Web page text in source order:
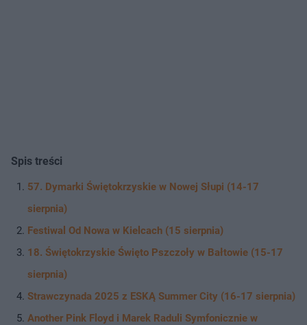
Spis treści
57. Dymarki Świętokrzyskie w Nowej Słupi (14-17
sierpnia)
Festiwal Od Nowa w Kielcach (15 sierpnia)
18. Świętokrzyskie Święto Pszczoły w Bałtowie (15-17
sierpnia)
Strawczynada 2025 z ESKĄ Summer City (16-17 sierpnia)
Another Pink Floyd i Marek Raduli Symfonicznie w